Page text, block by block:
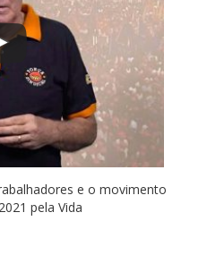
e o movimento
pela Vida